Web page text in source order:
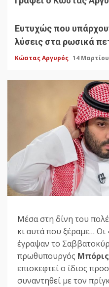
Ευτυχώς που
λύσεις στα ρωσικά
Κώστας Αργυρός 14
Μέσα στη δίνη του
κι αυτά που ξέραμε…
έγραψαν το
πρωθυπουργός
επισκεφτεί ο ίδιος
συναντηθεί με τον